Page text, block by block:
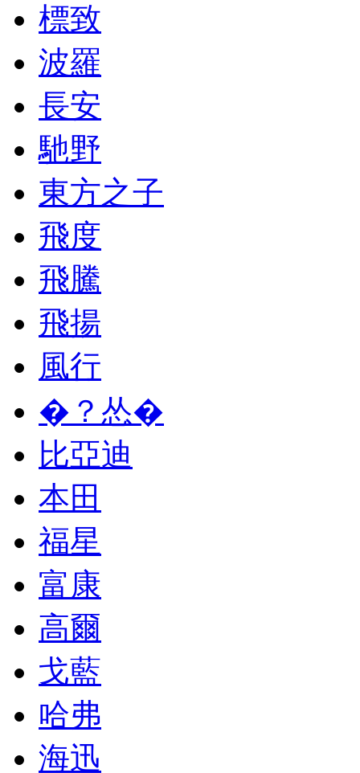
標致
波羅
長安
馳野
東方之子
飛度
飛騰
飛揚
風行
�？怂�
比亞迪
本田
福星
富康
高爾
戈藍
哈弗
海迅